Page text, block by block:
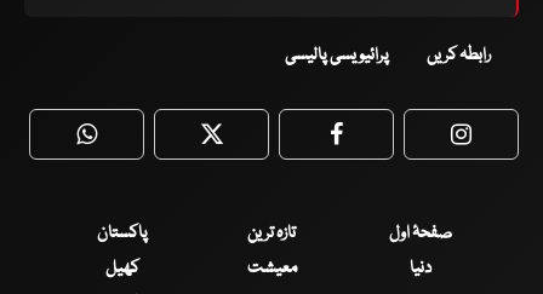
رابطہ کریں پرائیویسی پالیسی
WhatsApp Twitter Facebook
صفحۂ اول تازہ ترین
پاکستان
دنیا
معیشت
کھیل